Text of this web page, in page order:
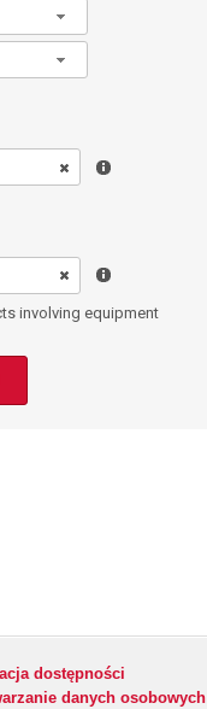
involving equipment
dostępności
danych osobowych